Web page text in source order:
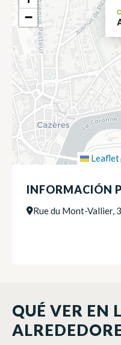
−
Leaflet|
INFORMACIÓN
Rue du Mont-Vallier,
QUÉ VER EN